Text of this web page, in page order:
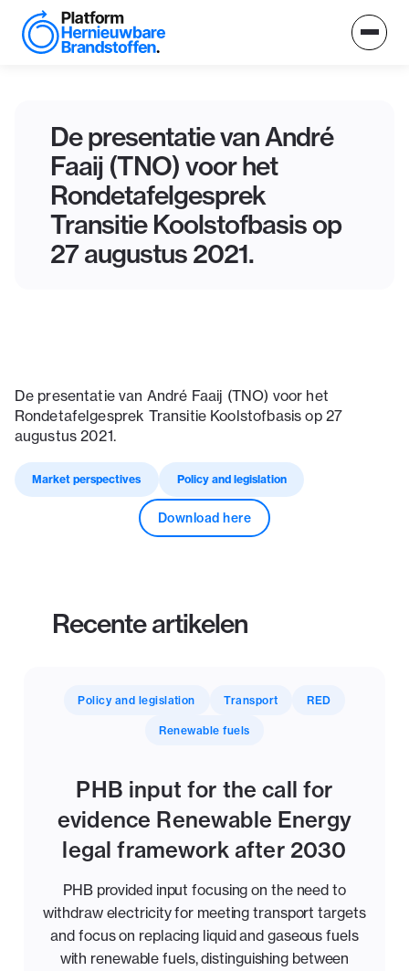
De presentatie van André
Faaij (TNO) voor het
Rondetafelgesprek
Transitie Koolstofbasis op
27 augustus 2021.‍
De presentatie van André Faaij (TNO) voor het
Rondetafelgesprek Transitie Koolstofbasis op 27
augustus 2021.‍
Market perspectives Policy and legislation
Download here
Recente artikelen
Policy and legislation Transport RED
Renewable fuels
PHB input for the call for
evidence Renewable Energy
legal framework after 2030
PHB provided input focusing on the need to
withdraw electricity for meeting transport targets
and focus on replacing liquid and gaseous fuels
with renewable fuels, distinguishing between